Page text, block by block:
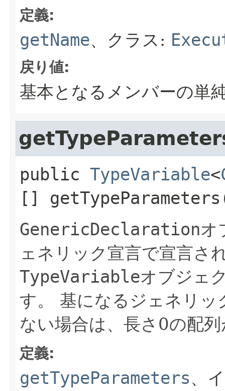
定義:
getName、クラス:
戻り値:
基本となるメンバーの単
public TypeVariable<
[]
getTypeParameters
GenericDeclarationオ
ェネリック宣言で宣言さ
TypeVariableオブジェ
す。
基になるジェネリッ
ない場合は、長さ0の配
定義:
getTypeParameters、